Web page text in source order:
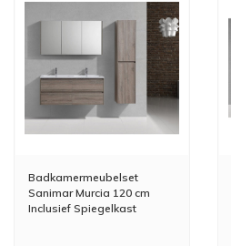
Badkamermeubelset
Sanimar Murcia 120 cm
Inclusief Spiegelkast